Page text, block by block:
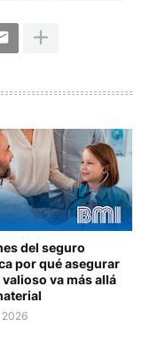
del seguro
por qué asegurar
va más allá
2026